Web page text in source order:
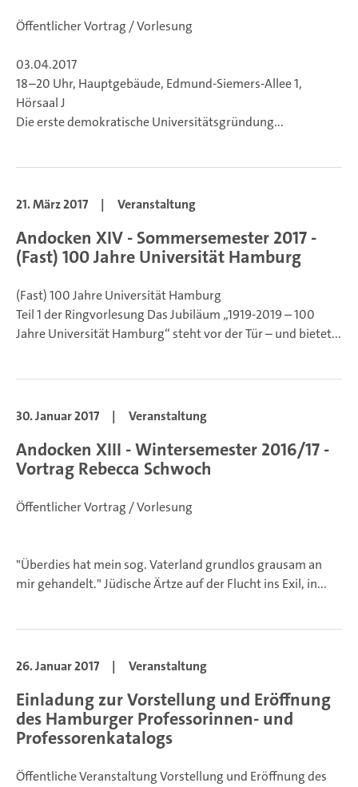
Öffentlicher Vortrag / Vorlesung
03.04.2017
18–20 Uhr, Hauptgebäude, Edmund-Siemers-Allee 1,
Hörsaal J
Die erste demokratische Universitätsgründung...
21. März 2017 | Veranstaltung
Andocken XIV - Sommersemester 2017 -
(Fast) 100 Jahre Universität Hamburg
(Fast) 100 Jahre Universität Hamburg
Teil 1 der Ringvorlesung Das Jubiläum „1919-2019 – 100
Jahre Universität Hamburg“ steht vor der Tür – und bietet...
30. Januar 2017 | Veranstaltung
Andocken XIII - Wintersemester 2016/17 -
Vortrag Rebecca Schwoch
Öffentlicher Vortrag / Vorlesung
"Überdies hat mein sog. Vaterland grundlos grausam an
mir gehandelt." Jüdische Ärtze auf der Flucht ins Exil, in...
26. Januar 2017 | Veranstaltung
Einladung zur Vorstellung und Eröffnung
des Hamburger Professorinnen- und
Professorenkatalogs
Öffentliche VeranstaltungVorstellung und Eröffnung des